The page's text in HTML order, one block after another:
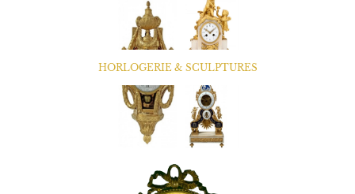
HORLOGERIE & SCULPTURES